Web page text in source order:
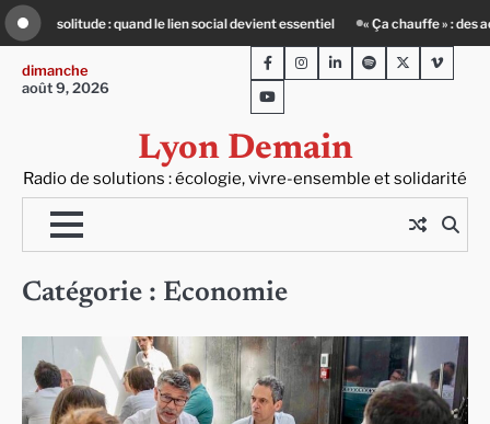
Skip
to
content
face au défi climatique 80 Jours Voyages : au cœur du Lengai avec
dimanche
août 9, 2026
Lyon Demain
Radio de solutions : écologie, vivre-ensemble et solidarité
FacebookInstagram
LinkedInSpotifyTwitterViméo
Youtube
Catégorie : Economie